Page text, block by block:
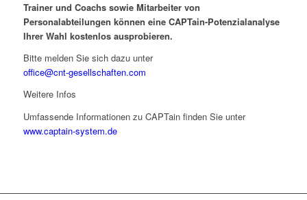
Trainer und Coachs sowie Mitarbeiter von
Personalabteilungen können eine CAPTain-Potenzialanalyse
Ihrer Wahl kostenlos ausprobieren.
Bitte melden Sie sich dazu unter
office@cnt-gesellschaften.com
Weitere Infos
Umfassende Informationen zu CAPTain finden Sie unter
www.captain-system.de